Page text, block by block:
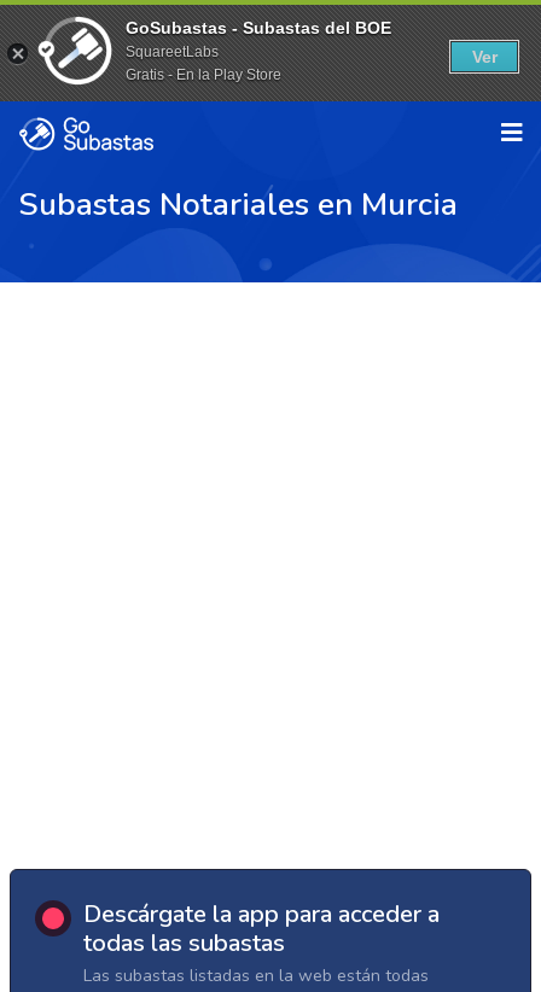
Subastas Notariales en Murcia
Descárgate la app para acceder a
todas las subastas
Las subastas listadas en la web están todas
GoSubastas - Subastas del BOE
SquareetLabs
Gratis - En la Play Store
Ver